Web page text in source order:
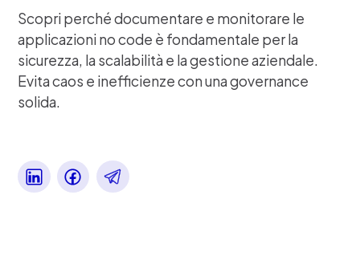
Scopri perché documentare e monitorare le
applicazioni no code è fondamentale per la
sicurezza, la scalabilità e la gestione aziendale.
Evita caos e inefficienze con una governance
solida.